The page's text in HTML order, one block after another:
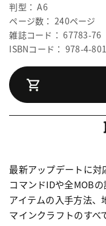
判型： A6
ページ数： 240ページ
雑誌コード： 67783-76
ISBNコード： 978-4-
最新アップデートに対
コマンドIDや全MOB
アイテムの入手方法
マインクラフトのすべ